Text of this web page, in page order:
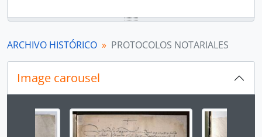
ARCHIVO HISTÓRICO PROTOCOLOS NOTARIALES
Image carousel
Changing the current slide of this carousel will